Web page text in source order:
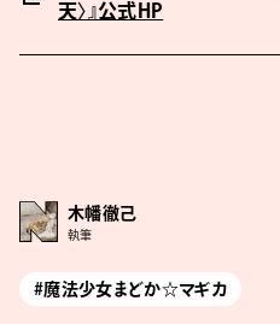
天〉』公式HP
木幡徹己
執筆
#魔法少女まどか☆マギカ